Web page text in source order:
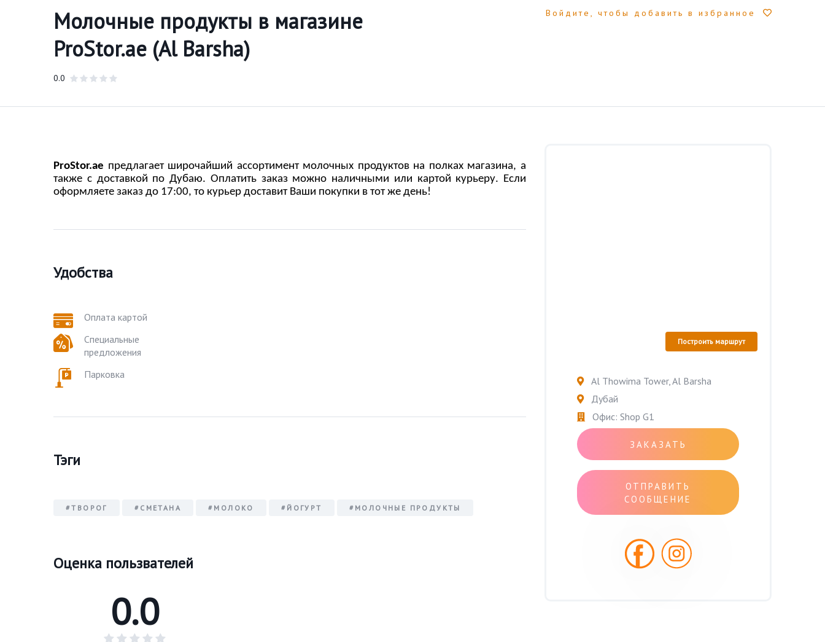
Молочные продукты в магазине
ProStor.ae (Al Barsha)
0.0
Войдите, чтобы добавить в избранное
ProStor.ae предлагает широчайший ассортимент молочных продуктов на полках магазина, а
также с доставкой по Дубаю. Оплатить заказ можно наличными или картой курьеру. Если
оформляете заказ до 17:00, то курьер доставит Ваши покупки в тот же день!
Удобства
Оплата картой
Специальные
предложения
Парковка
Тэги
#ТВОРОГ #СМЕТАНА #МОЛОКО #ЙОГУРТ #МОЛОЧНЫЕ ПРОДУКТЫ
Оценка пользвателей
0.0
Построить маршрут
Al Thowima Tower, Al Barsha
Дубай
Офис: Shop G1
ЗАКАЗАТЬ
ОТПРАВИТЬ
СООБЩЕНИЕ